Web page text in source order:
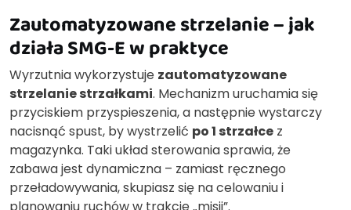
Zautomatyzowane strzelanie – jak
działa SMG-E w praktyce
Wyrzutnia wykorzystuje zautomatyzowane
strzelanie strzałkami. Mechanizm uruchamia się
przyciskiem przyspieszenia, a następnie wystarczy
nacisnąć spust, by wystrzelić po 1 strzałce z
magazynka. Taki układ sterowania sprawia, że
zabawa jest dynamiczna – zamiast ręcznego
przeładowywania, skupiasz się na celowaniu i